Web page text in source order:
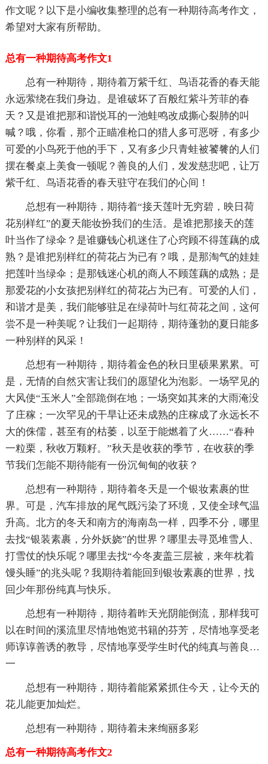
作文呢？以下是小编收集整理的总有一种期待高考作文，
希望对大家有所帮助。
总有一种期待高考作文1
总有一种期待，期待着万紫千红、鸟语花香的春天能
永远萦绕在我们身边。是谁破坏了百般红紫斗芳菲的春
天？又是谁把那和谐悦耳的一池蛙鸣改成撕心裂肺的叫
喊？哦，你看，那个正瞄准枪口的猎人多可恶呀，有多少
可爱的小鸟死于他的手下，又有多少只青蛙被饕餮的人们
摆在餐桌上美食一顿呢？善良的人们，发发慈悲吧，让万
紫千红、鸟语花香的春天驻守在我们的心间！
总想有一种期待，期待着“接天莲叶无穷碧，映日荷
花别样红”的夏天能妆扮我们的生活。是谁把那接天的莲
叶当作了绿伞？是谁赚钱心机迷住了心窍顾不得莲藕的成
熟？是谁把别样红的荷花占为已有？哦，是那淘气的娃娃
把莲叶当绿伞；是那钱迷心机的商人不顾莲藕的成熟；是
那爱花的小女孩把别样红的荷花占为已有。可爱的人们，
和谐才是美，我们能够驻足在绿荷叶与红荷花之间，这何
尝不是一种美呢？让我们一起期待，期待蓬勃的夏日能多
一种别样的风采！
总想有一种期待，期待着金色的秋日里硕果累累。可
是，无情的自然灾害让我们的愿望化为泡影。一场罕见的
大风使“玉米人”全部跪倒在地；一场突如其来的大雨淹没
了庄稼；一次罕见的干旱让还未成熟的庄稼成了永远长不
大的侏儒，甚至有的枯萎，以至于能燃着了火……“春种
一粒栗，秋收万颗籽。”秋天是收获的季节，在收获的季
节我们怎能不期待能有一份沉甸甸的收获？
总想有一种期待，期待着冬天是一个银妆素裹的世
界。可是，汽车排放的尾气既污染了环境，又使全球气温
升高。北方的冬天和南方的海南岛一样，四季不分，哪里
去找“银装素裹，分外妖娆”的世界？哪里去寻觅堆雪人、
打雪仗的快乐呢？哪里去找“今冬麦盖三层被，来年枕着
馒头睡”的兆头呢？我期待着能回到银妆素裹的世界，找
回少年那份纯真与快乐。
总想有一种期待，期待着昨天光阴能倒流，那样我可
以在时间的溪流里尽情地饱览书籍的芬芳，尽情地享受老
师谆谆善诱的教导，尽情地享受学生时代的纯真与善良…
一
总想有一种期待，期待着能紧紧抓住今天，让今天的
花儿能更加灿烂。
总想有一种期待，期待着未来绚丽多彩
总有一种期待高考作文2